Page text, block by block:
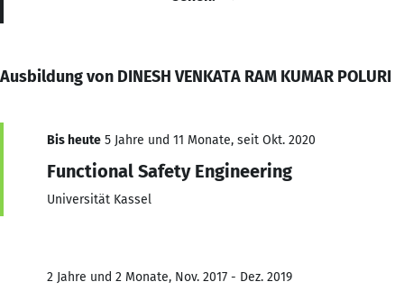
Ausbildung von DINESH VENKATA RAM KUMAR POLURI
Bis heute 5 Jahre und 11 Monate, seit Okt. 2020
Functional Safety Engineering
Universität Kassel
2 Jahre und 2 Monate, Nov. 2017 - Dez. 2019